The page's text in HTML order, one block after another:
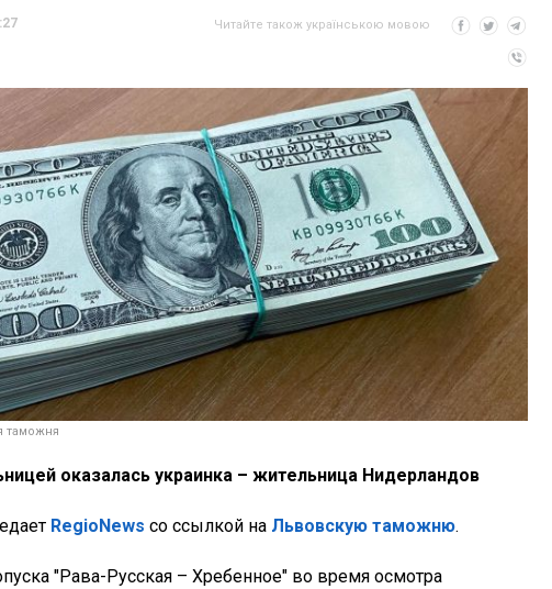
Читайте також українською мовою
таможня
оказалась украинка – жительница Нидерландов
RegioNews со ссылкой на Львовскую таможню.
"Рава-Русская – Хребенное" во время осмотра